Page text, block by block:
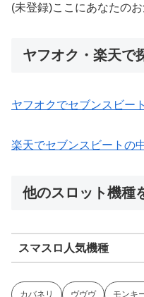
(未登録)ここにあなたの
ヤフオク・楽天で
ヤフオクでセブンスビー
楽天でセブンスビートの
他のスロット機種
スマスロ人気機種
カバネリ ヴヴヴ モンキ